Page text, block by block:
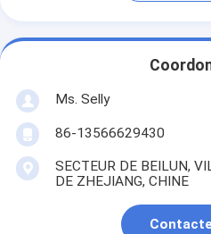
Ms. Selly
86-13566629430
SECTEUR DE BEILUN,
DE ZHEJIANG, CHINE